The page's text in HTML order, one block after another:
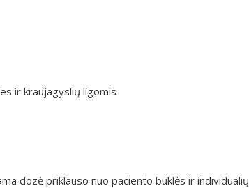
ir kraujagyslių ligomis
dozė priklauso nuo paciento būklės ir individualių